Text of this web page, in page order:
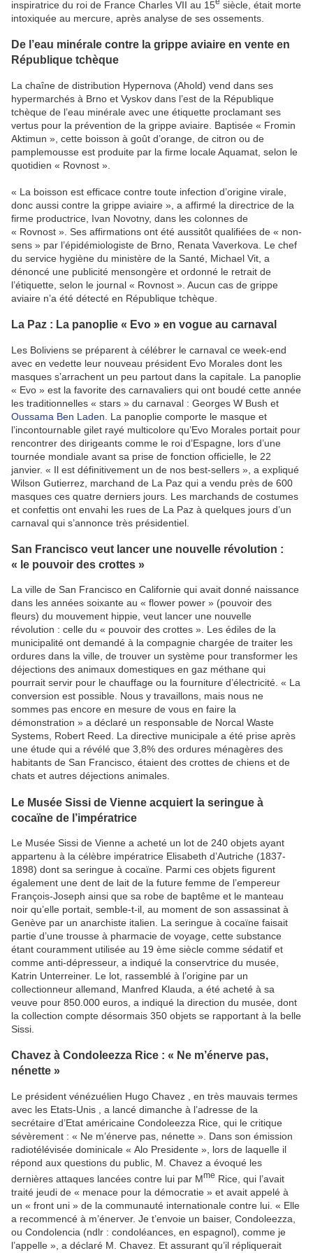
inspiratrice du roi de France Charles VII au 15
siècle, était morte
intoxiquée au mercure, après analyse de ses ossements.
De l’eau minérale contre la grippe aviaire en vente en
République tchèque
La chaîne de distribution Hypernova (Ahold) vend dans ses
hypermarchés à Brno et Vyskov dans l’est de la République
tchèque de l’eau minérale avec une étiquette proclamant ses
vertus pour la prévention de la grippe aviaire. Baptisée « Fromin
Aktimun », cette boisson à goût d’orange, de citron ou de
pamplemousse est produite par la firme locale Aquamat, selon le
quotidien « Rovnost ».
« La boisson est efficace contre toute infection d’origine virale,
donc aussi contre la grippe aviaire », a affirmé la directrice de la
firme productrice, Ivan Novotny, dans les colonnes de
« Rovnost ». Ses affirmations ont été aussitôt qualifiées de « non-
sens » par l’épidémiologiste de Brno, Renata Vaverkova. Le chef
du service hygiène du ministère de la Santé, Michael Vit, a
dénoncé une publicité mensongère et ordonné le retrait de
l’étiquette, selon le journal « Rovnost ». Aucun cas de grippe
aviaire n’a été détecté en République tchèque.
La Paz : La panoplie « Evo » en vogue au carnaval
Les Boliviens se préparent à célébrer le carnaval ce week-end
avec en vedette leur nouveau président Evo Morales dont les
masques s’arrachent un peu partout dans la capitale. La panoplie
« Evo » est la favorite des carnavaliers qui ont boudé cette année
les traditionnelles « stars » du carnaval : Georges W Bush et
Oussama Ben Laden . La panoplie comporte le masque et
l’incontournable gilet rayé multicolore qu’Evo Morales portait pour
rencontrer des dirigeants comme le roi d’Espagne, lors d’une
tournée mondiale avant sa prise de fonction officielle, le 22
janvier. « Il est définitivement un de nos best-sellers », a expliqué
Wilson Gutierrez, marchand de La Paz qui a vendu près de 600
masques ces quatre derniers jours. Les marchands de costumes
et confettis ont envahi les rues de La Paz à quelques jours d’un
carnaval qui s’annonce très présidentiel.
San Francisco veut lancer une nouvelle révolution :
« le pouvoir des crottes »
La ville de San Francisco en Californie qui avait donné naissance
dans les années soixante au « flower power » (pouvoir des
fleurs) du mouvement hippie, veut lancer une nouvelle
révolution : celle du « pouvoir des crottes ». Les édiles de la
municipalité ont demandé à la compagnie chargée de traiter les
ordures dans la ville, de trouver un système pour transformer les
déjections des animaux domestiques en gaz méthane qui
pourrait servir pour le chauffage ou la fourniture d’électricité. « La
conversion est possible. Nous y travaillons, mais nous ne
sommes pas encore en mesure de vous en faire la
démonstration » a déclaré un responsable de Norcal Waste
Systems, Robert Reed. La directive municipale a été prise après
une étude qui a révélé que 3,8% des ordures ménagères des
habitants de San Francisco, étaient des crottes de chiens et de
chats et autres déjections animales.
Le Musée Sissi de Vienne acquiert la seringue à
cocaïne de l’impératrice
Le Musée Sissi de Vienne a acheté un lot de 240 objets ayant
appartenu à la célèbre impératrice Elisabeth d’Autriche (1837-
1898) dont sa seringue à cocaïne. Parmi ces objets figurent
également une dent de lait de la future femme de l’empereur
François-Joseph ainsi que sa robe de baptême et le manteau
noir qu’elle portait, semble-t-il, au moment de son assassinat à
Genève par un anarchiste italien. La seringue à cocaïne faisait
partie d’une trousse à pharmacie de voyage, cette substance
étant couramment utilisée au 19 ème siècle comme sédatif et
comme anti-dépresseur, a indiqué la conservtrice du musée,
Katrin Unterreiner. Le lot, rassemblé à l’origine par un
collectionneur allemand, Manfred Klauda, a été acheté à sa
veuve pour 850.000 euros, a indiqué la direction du musée, dont
la collection compte désormais 350 objets se rapportant à la belle
Sissi.
Chavez à Condoleezza Rice : « Ne m’énerve pas,
nénette »
Le président vénézuélien Hugo Chavez , en très mauvais termes
avec les Etats-Unis , a lancé dimanche à l’adresse de la
secrétaire d’Etat américaine Condoleezza Rice, qui le critique
sévèrement : « Ne m’énerve pas, nénette ». Dans son émission
radiotélévisée dominicale « Alo Presidente », lors de laquelle il
répond aux questions du public, M. Chavez a évoqué les
dernières attaques lancées contre lui par Mme Rice, qui l’avait
traité jeudi de « menace pour la démocratie » et avait appelé à
un « front uni » de la communauté internationale contre lui. « Elle
a recommencé à m’énerver. Je t’envoie un baiser, Condoleezza,
ou Condolencia (ndlr : condoléances, en espagnol), comme je
l’appelle », a déclaré M. Chavez. Et assurant qu’il répliquerait